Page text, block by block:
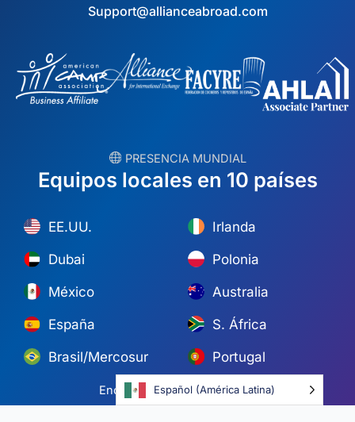
Support@allianceabroad.com
︎ PRESENCIA MUNDIAL
Equipos locales en 10 países
EE.UU.
Dubai
México
España
Brasil/Mercosur
Irlanda
Polonia
Australia
S. África
Portugal
Encuentra tu equipo local →
Español (América Latina)